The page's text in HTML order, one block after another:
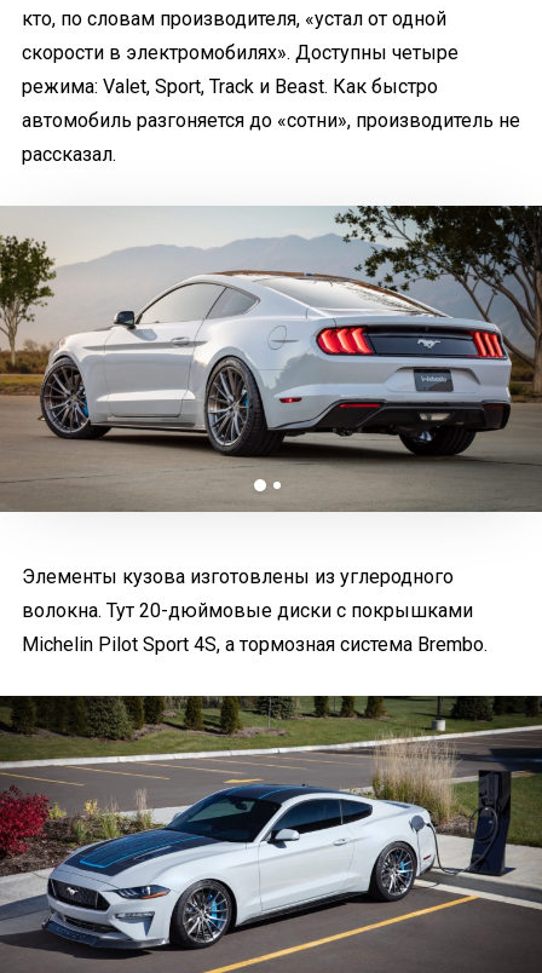
кто, по словам производителя, «устал от одной
скорости в электромобилях». Доступны четыре
режима: Valet, Sport, Track и Beast. Как быстро
автомобиль разгоняется до «сотни», производитель не
рассказал.
Элементы кузова изготовлены из углеродного
волокна. Тут 20-дюймовые диски с покрышками
Michelin Pilot Sport 4S, а тормозная система Brembo.